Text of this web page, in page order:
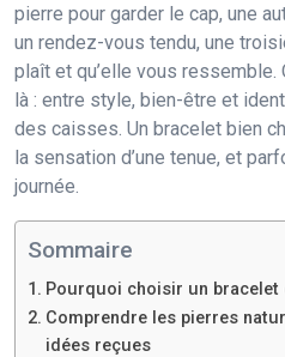
pierre pour garder le cap, une
un rendez-vous tendu, une
plaît et qu’elle vous
là : entre style, bien-être et
des caisses. Un bracelet bien
la sensation d’une tenue, et
journée.
Sommaire
Pourquoi choisir un bracelet
Comprendre les pierres
idées reçues